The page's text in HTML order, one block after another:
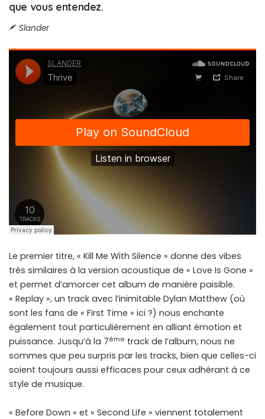
que vous entendez.
Slander
Le premier titre, « Kill Me With Silence » donne des vibes
très similaires à la version acoustique de « Love Is Gone »
et permet d’amorcer cet album de manière paisible.
« Replay », un track avec l’inimitable Dylan Matthew (où
sont les fans de « First Time » ici ?) nous enchante
également tout particulièrement en alliant émotion et
puissance. Jusqu’à la 7ème track de l’album, nous ne
sommes que peu surpris par les tracks, bien que celles-ci
soient toujours aussi efficaces pour ceux adhérant à ce
style de musique.
« Before Down » et « Second Life » viennent totalement